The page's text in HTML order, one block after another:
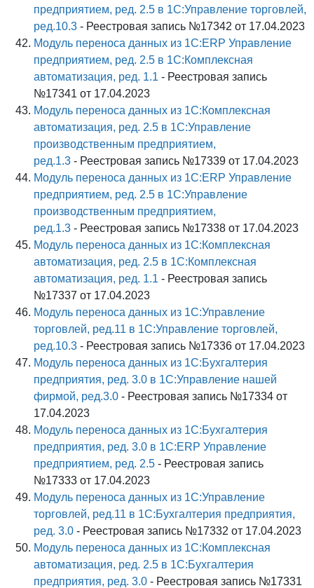
предприятием, ред. 2.5 в 1С:Управление торговлей,
ред.10.3 - Реестровая запись №17342 от 17.04.2023
Модуль переноса данных из 1С:ERP Управление
предприятием, ред. 2.5 в 1С:Комплексная
автоматизация, ред. 1.1 - Реестровая запись
№17341 от 17.04.2023
Модуль переноса данных из 1С:Комплексная
автоматизация, ред. 2.5 в 1С:Управление
производственным предприятием,
ред.1.3 - Реестровая запись №17339 от 17.04.2023
Модуль переноса данных из 1С:ERP Управление
предприятием, ред. 2.5 в 1С:Управление
производственным предприятием,
ред.1.3 - Реестровая запись №17338 от 17.04.2023
Модуль переноса данных из 1С:Комплексная
автоматизация, ред. 2.5 в 1С:Комплексная
автоматизация, ред. 1.1 - Реестровая запись
№17337 от 17.04.2023
Модуль переноса данных из 1С:Управление
торговлей, ред.11 в 1С:Управление торговлей,
ред.10.3 - Реестровая запись №17336 от 17.04.2023
Модуль переноса данных из 1С:Бухгалтерия
предприятия, ред. 3.0 в 1С:Управление нашей
фирмой, ред.3.0 - Реестровая запись №17334 от
17.04.2023
Модуль переноса данных из 1С:Бухгалтерия
предприятия, ред. 3.0 в 1С:ERP Управление
предприятием, ред. 2.5 - Реестровая запись
№17333 от 17.04.2023
Модуль переноса данных из 1С:Управление
торговлей, ред.11 в 1С:Бухгалтерия предприятия,
ред. 3.0 - Реестровая запись №17332 от 17.04.2023
Модуль переноса данных из 1С:Комплексная
автоматизация, ред. 2.5 в 1С:Бухгалтерия
предприятия, ред. 3.0 - Реестровая запись №17331